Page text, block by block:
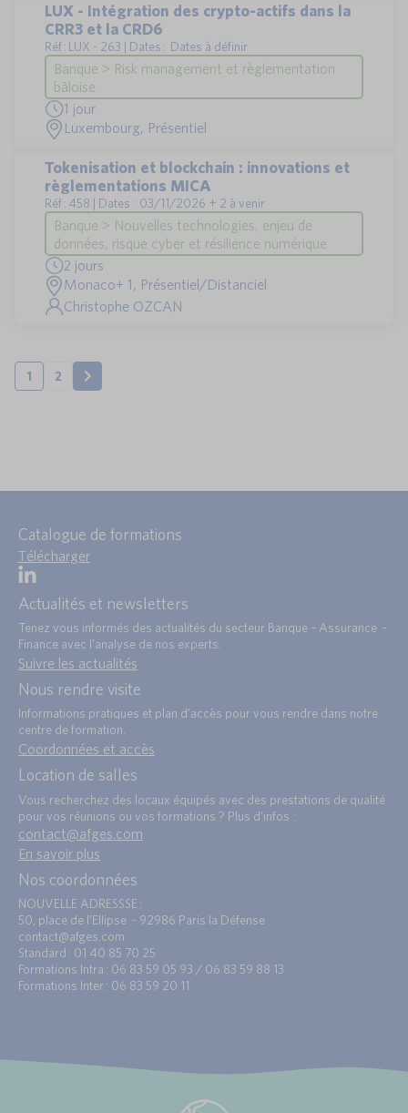
LUX - Intégration des crypto-actifs dans la
CRR3 et la CRD6
Réf : LUX - 263 | Dates : Dates à définir
Banque > Risk management et règlementation
bâloise
1 jour
Luxembourg, Présentiel
Tokenisation et blockchain : innovations et
règlementations MICA
Réf : 458 | Dates : 03/11/2026 + 2 à venir
Banque > Nouvelles technologies, enjeu de
données, risque cyber et résilience numérique
2 jours
Monaco+ 1, Présentiel/Distanciel
Christophe OZCAN
1 2
Catalogue de formations
Télécharger
Actualités et newsletters
Tenez vous informés des actualités du secteur Banque – Assurance –
Finance avec l’analyse de nos experts.
Suivre les actualités
Nous rendre visite
Informations pratiques et plan d’accès pour vous rendre dans notre
centre de formation.
Coordonnées et accès
Location de salles
Vous recherchez des locaux équipés avec des prestations de qualité
pour vos réunions ou vos formations ? Plus d’infos :
contact@afges.com
En savoir plus
Nos coordonnées
NOUVELLE ADRESSSE :
50, place de l’Ellipse – 92986 Paris la Défense
contact@afges.com
Standard : 01 40 85 70 25
Formations Intra : 06 83 59 05 93 / 06 83 59 88 13
Formations Inter : 06 83 59 20 11